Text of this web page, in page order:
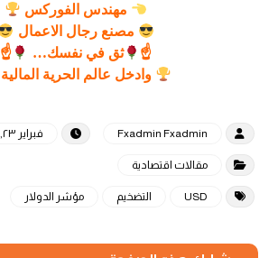
مهندس الفوركس
مصنع رجال الاعمال
☝
ثق في نفسك…
☝
وادخل عالم الحرية المالية
Fxadmin Fxadmin فبراير ٢٣, ٢٠٢٥
مقالات اقتصادية
USD التضخيم مؤشر الدولار